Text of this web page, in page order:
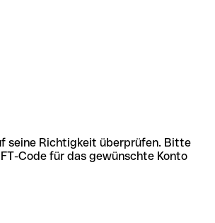
seine Richtigkeit überprüfen. Bitte
Code für das gewünschte Konto